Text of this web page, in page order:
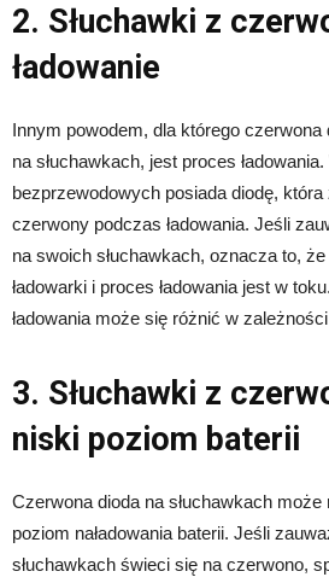
2. Słuchawki z
ładowanie
Innym powodem, dla którego
na słuchawkach, jest proces
bezprzewodowych posiada diodę,
czerwony podczas ładowania. Jeśli
na swoich słuchawkach, oznacza to,
ładowarki i proces ładowania jest w
ładowania może się różnić w
3. Słuchawki z
niski poziom baterii
Czerwona dioda na słuchawkach
poziom naładowania baterii. Jeśli
słuchawkach świeci się na czerwono,